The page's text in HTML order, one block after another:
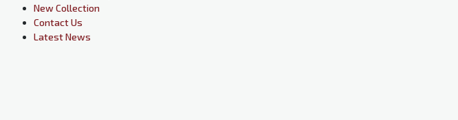
New Collection
Contact Us
Latest News